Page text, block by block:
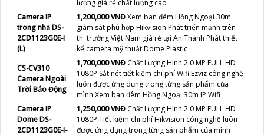
DS-2CE16H0T-
ITPFS Camera
Hikvision 5MP
5.0 MP Độ phân giải Ultra 4k lite tiết kiệm băng
thông và chi phí với hình ảnh đẹp Hikvision công
nghệ luôn được ứng dụng trong từng sản phẩm
của mình Xem ban đêm Hồng Ngoại 30m AHD CVI
TVI BCS HD Analog
Camera Dome
Dahua DH-HAC-
A-LED-S2
1,050,000 VNĐ Chức Năng Chính Chất Lượng Hình
2.0 MP FULL HD 1080P Sắt nét tiết kiệm chi phí
Dahua công nghệ luôn được ứng dụng trong từng
sản phẩm của mình khả năng giám sát ban đêm
Hồng Ngoại 20m giá rẻ tiết kiệm công nghệ được
ứng dụng là AHD CVI TVI BCS độ bên cao hơn Chất
lượng giá rẻ chất lượng cao